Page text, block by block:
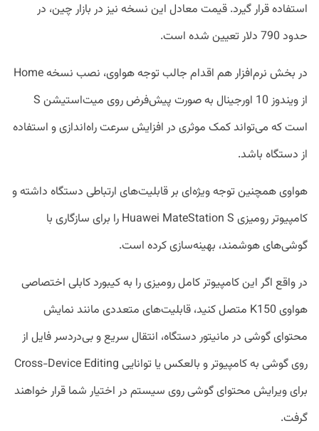
استفاده قرار گیرد. قیمت معادل این نسخه نیز در بازار چین، در
حدود 790 دلار تعیین شده است.
در بخش نرم‌افزار هم اقدام جالب توجه هواوی، نصب نسخه Home
از ویندوز 10 اورجینال به صورت پیش‌فرض روی میت‌استیشن S
است که می‎‌تواند کمک موثری در افزایش سرعت راه‎‌اندازی و استفاده
از دستگاه باشد.
هواوی همچنین توجه ویژه‌ای بر قابلیت‌های ارتباطی دستگاه داشته و
کامپیوتر رومیزی Huawei MateStation S را برای سازگاری با
گوشی‌های هوشمند، بهینه‌سازی کرده است.
در واقع اگر این کامپیوتر کامل رومیزی را به کیبورد کابلی اختصاصی
هواوی K150 متصل کنید، قابلیت‌‎های متعددی مانند نمایش
محتوای گوشی در مانیتور دستگاه، انتقال سریع و بی‌دردسر فایل از
روی گوشی به کامپیوتر و بالعکس یا توانایی Cross-Device Editing
برای ویرایش محتوای گوشی روی سیستم در اختیار شما قرار خواهند
گرفت.